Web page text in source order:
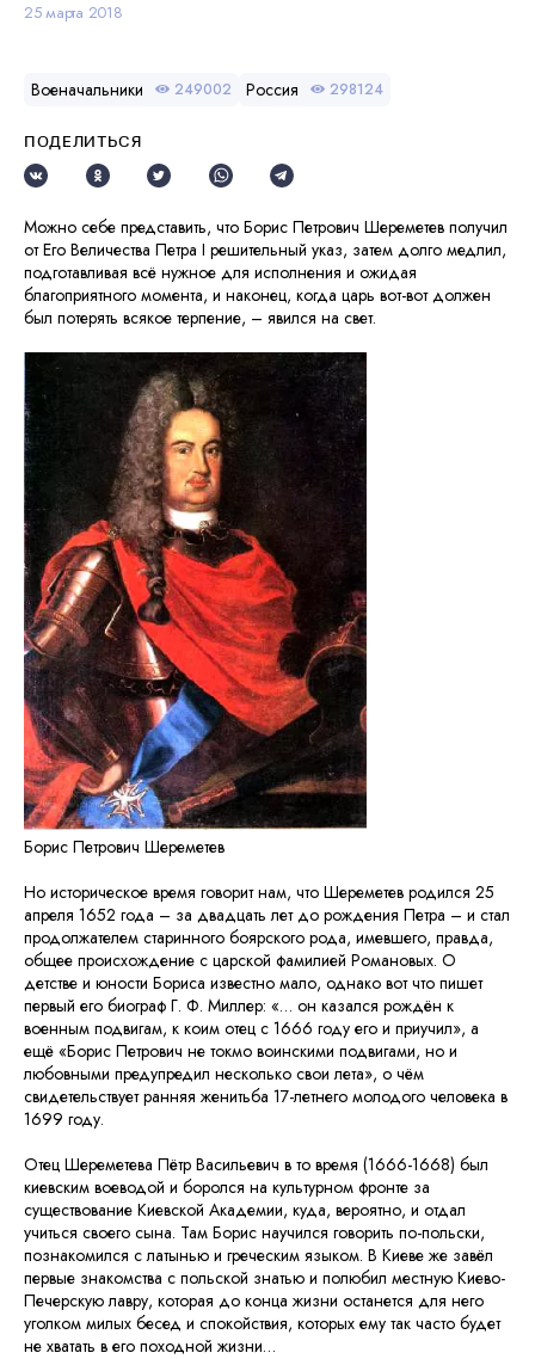
25 марта 2018
Военачальники 249002 Россия 298124
ПОДЕЛИТЬСЯ
Можно себе представить, что Борис Петрович Шереметев получил
от Его Величества Петра I решительный указ, затем долго медлил,
подготавливая всё нужное для исполнения и ожидая
благоприятного момента, и наконец, когда царь вот-вот должен
был потерять всякое терпение, – явился на свет.
Борис Петрович Шереметев
Но историческое время говорит нам, что Шереметев родился 25
апреля 1652 года – за двадцать лет до рождения Петра – и стал
продолжателем старинного боярского рода, имевшего, правда,
общее происхождение с царской фамилией Романовых. О
детстве и юности Бориса известно мало, однако вот что пишет
первый его биограф Г. Ф. Миллер: «… он казался рождён к
военным подвигам, к коим отец с 1666 году его и приучил», а
ещё «Борис Петрович не токмо воинскими подвигами, но и
любовными предупредил несколько свои лета», о чём
свидетельствует ранняя женитьба 17-летнего молодого человека в
1699 году.
Отец Шереметева Пётр Васильевич в то время (1666-1668) был
киевским воеводой и боролся на культурном фронте за
существование Киевской Академии, куда, вероятно, и отдал
учиться своего сына. Там Борис научился говорить по-польски,
познакомился с латынью и греческим языком. В Киеве же завёл
первые знакомства с польской знатью и полюбил местную Киево-
Печерскую лавру, которая до конца жизни останется для него
уголком милых бесед и спокойствия, которых ему так часто будет
не хватать в его походной жизни…